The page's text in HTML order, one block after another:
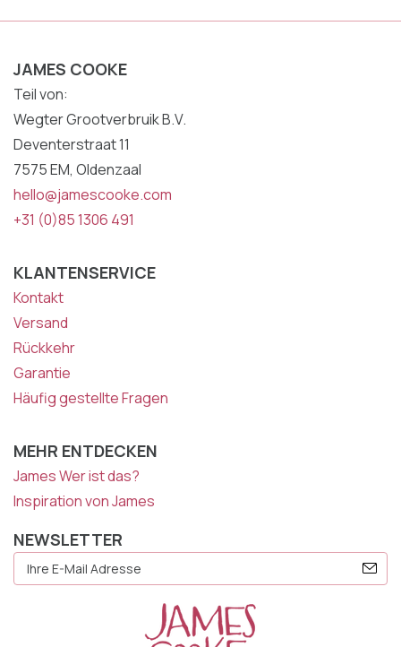
JAMES COOKE
Teil von:
Wegter Grootverbruik B.V.
Deventerstraat 11
7575 EM, Oldenzaal
hello@jamescooke.com
+31 (0)85 1306 491
KLANTENSERVICE
Kontakt
Versand
Rückkehr
Garantie
Häufig gestellte Fragen
MEHR ENTDECKEN
James Wer ist das?
Inspiration von James
NEWSLETTER
Mail